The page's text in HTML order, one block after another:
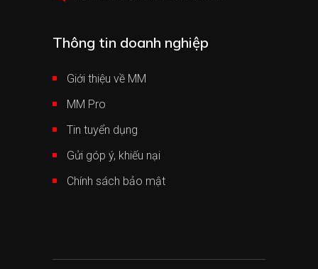
Thông tin doanh nghiệp
Giới thiệu về MM
MM Pro
Tin tuyển dụng
Gửi góp ý, khiếu nại
Chính sách bảo mật